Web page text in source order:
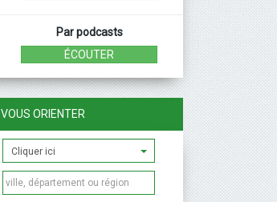
Par podcasts
ÉCOUTER
VOUS ORIENTER